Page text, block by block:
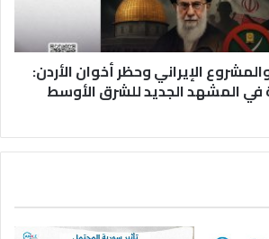
الإيراني وحظر أخوان الأردن:
المشهد الجديد للشرق الأوسط